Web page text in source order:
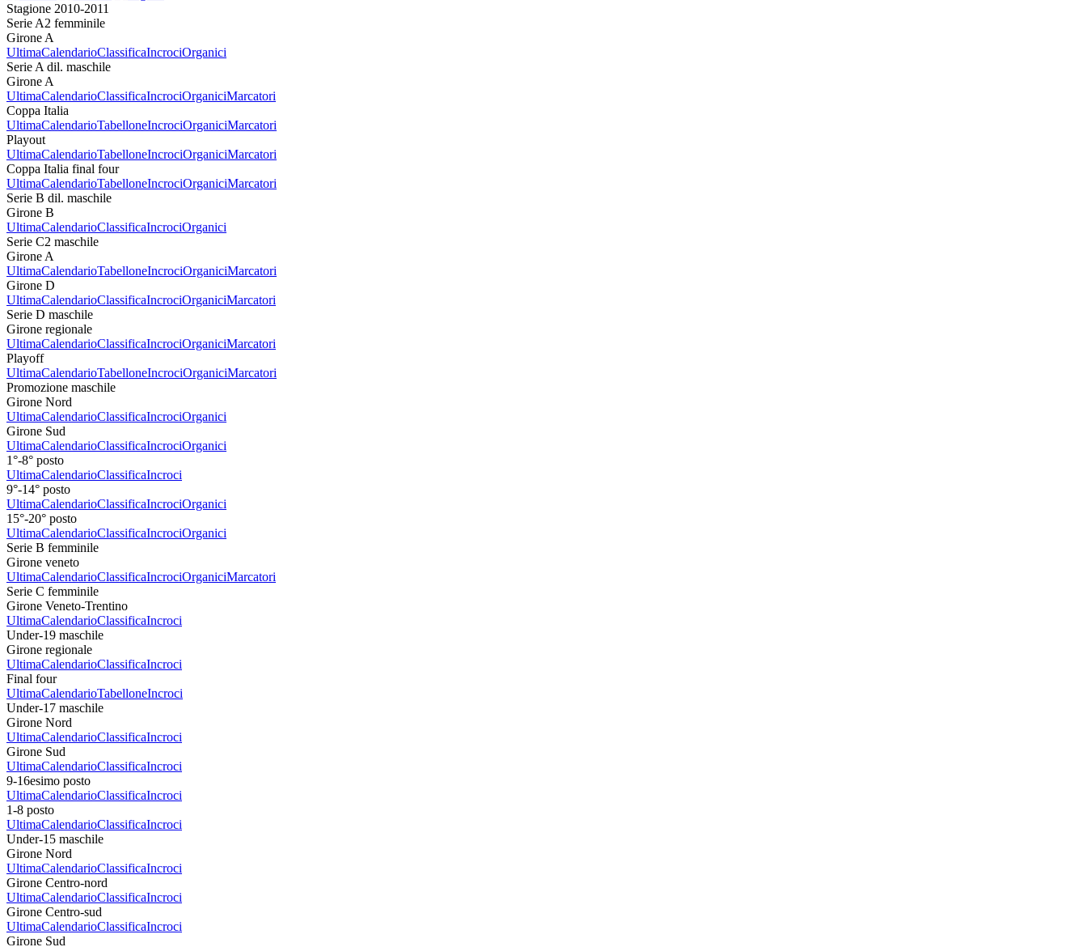
Stagione 2010-2011
Serie A2 femminile
Girone A
UltimaCalendarioClassificaIncrociOrganici
Serie A dil. maschile
Girone A
UltimaCalendarioClassificaIncrociOrganiciMarcatori
Coppa Italia
UltimaCalendarioTabelloneIncrociOrganiciMarcatori
Playout
UltimaCalendarioTabelloneIncrociOrganiciMarcatori
Coppa Italia final four
UltimaCalendarioTabelloneIncrociOrganiciMarcatori
Serie B dil. maschile
Girone B
UltimaCalendarioClassificaIncrociOrganici
Serie C2 maschile
Girone A
UltimaCalendarioTabelloneIncrociOrganiciMarcatori
Girone D
UltimaCalendarioClassificaIncrociOrganiciMarcatori
Serie D maschile
Girone regionale
UltimaCalendarioClassificaIncrociOrganiciMarcatori
Playoff
UltimaCalendarioTabelloneIncrociOrganiciMarcatori
Promozione maschile
Girone Nord
UltimaCalendarioClassificaIncrociOrganici
Girone Sud
UltimaCalendarioClassificaIncrociOrganici
1°-8° posto
UltimaCalendarioClassificaIncroci
9°-14° posto
UltimaCalendarioClassificaIncrociOrganici
15°-20° posto
UltimaCalendarioClassificaIncrociOrganici
Serie B femminile
Girone veneto
UltimaCalendarioClassificaIncrociOrganiciMarcatori
Serie C femminile
Girone Veneto-Trentino
UltimaCalendarioClassificaIncroci
Under-19 maschile
Girone regionale
UltimaCalendarioClassificaIncroci
Final four
UltimaCalendarioTabelloneIncroci
Under-17 maschile
Girone Nord
UltimaCalendarioClassificaIncroci
Girone Sud
UltimaCalendarioClassificaIncroci
9-16esimo posto
UltimaCalendarioClassificaIncroci
1-8 posto
UltimaCalendarioClassificaIncroci
Under-15 maschile
Girone Nord
UltimaCalendarioClassificaIncroci
Girone Centro-nord
UltimaCalendarioClassificaIncroci
Girone Centro-sud
UltimaCalendarioClassificaIncroci
Girone Sud